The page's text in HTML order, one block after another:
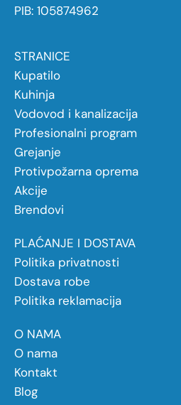
PIB: 105874962
STRANICE
Kupatilo
Kuhinja
Vodovod i kanalizacija
Profesionalni program
Grejanje
Protivpožarna oprema
Akcije
Brendovi
PLAĆANJE I DOSTAVA
Politika privatnosti
Dostava robe
Politika reklamacija
O NAMA
O nama
Kontakt
Blog